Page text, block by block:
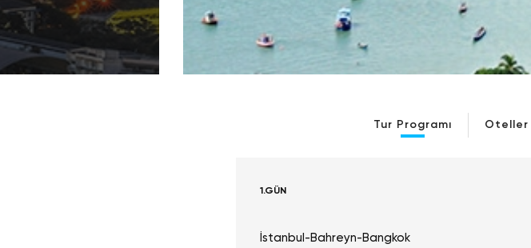
Tur Programı Oteller
1.GÜN
İstanbul-Bahreyn-Bangkok